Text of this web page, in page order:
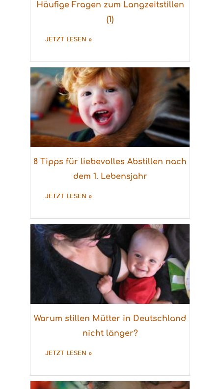
Häufige Fragen zum Langzeitstillen
(1)
JETZT LESEN »
8 Tipps für liebevolles Abstillen nach
dem 1. Lebensjahr
JETZT LESEN »
Warum stillen Mütter in Deutschland
nicht länger?
JETZT LESEN »